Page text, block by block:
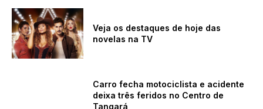
Veja os destaques de hoje das
novelas na TV
Carro fecha motociclista e acidente
deixa três feridos no Centro de
Tangará